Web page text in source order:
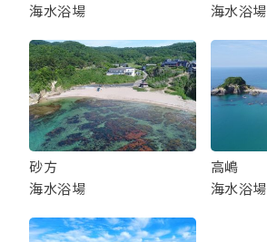
海水浴場
海水浴場
砂方
海水浴場
高嶋
海水浴場